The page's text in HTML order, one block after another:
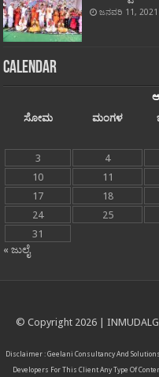
ಜನವರಿ 11, 2021
Calendar
ಸೋಮ
ಮಂಗಳ
3
4
10
11
17
18
24
25
31
« ಜುಲೈ
© Copyright 2026 |
Disclaimer : Geelani Consultancy And Solutions
Developers For This Client Any Type Of